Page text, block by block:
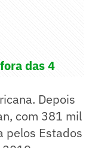
das 4
Depois
com 381 mil
pelos Estados